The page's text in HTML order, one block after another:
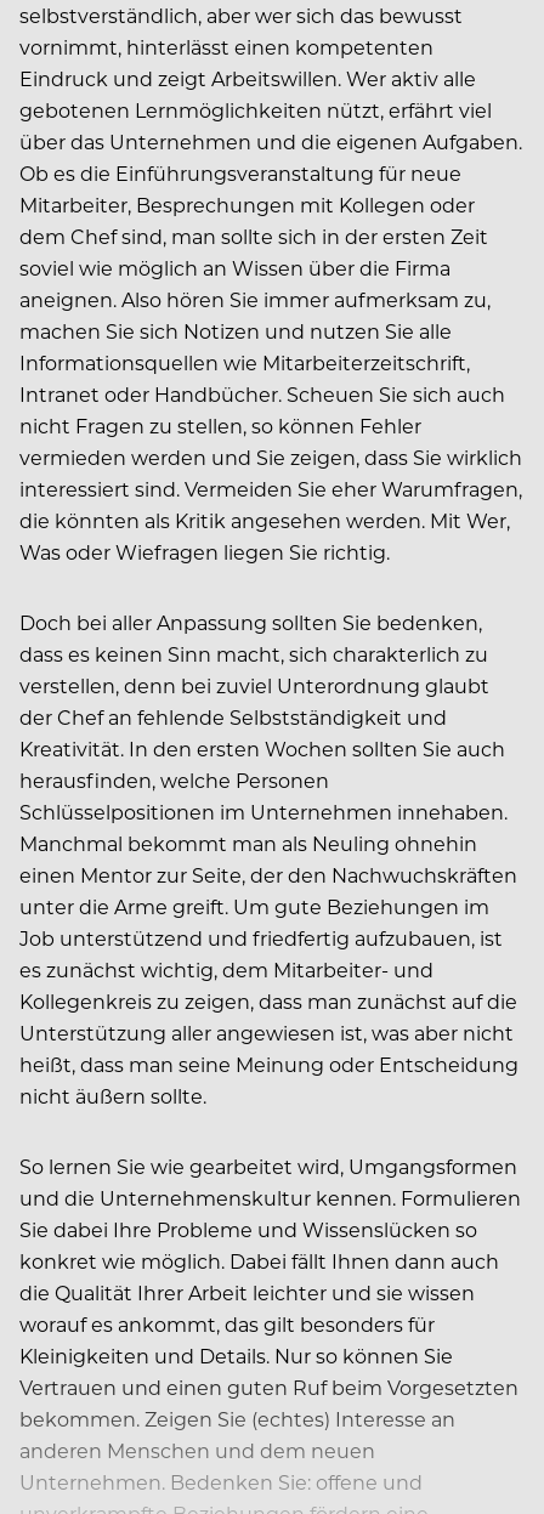
selbstverständlich, aber wer sich das bewusst
vornimmt, hinterlässt einen kompetenten
Eindruck und zeigt Arbeitswillen. Wer aktiv alle
gebotenen Lernmöglichkeiten nützt, erfährt viel
über das Unternehmen und die eigenen Aufgaben.
Ob es die Einführungsveranstaltung für neue
Mitarbeiter, Besprechungen mit Kollegen oder
dem Chef sind, man sollte sich in der ersten Zeit
soviel wie möglich an Wissen über die Firma
aneignen. Also hören Sie immer aufmerksam zu,
machen Sie sich Notizen und nutzen Sie alle
Informationsquellen wie Mitarbeiterzeitschrift,
Intranet oder Handbücher. Scheuen Sie sich auch
nicht Fragen zu stellen, so können Fehler
vermieden werden und Sie zeigen, dass Sie wirklich
interessiert sind. Vermeiden Sie eher Warumfragen,
die könnten als Kritik angesehen werden. Mit Wer,
Was oder Wiefragen liegen Sie richtig.
Doch bei aller Anpassung sollten Sie bedenken,
dass es keinen Sinn macht, sich charakterlich zu
verstellen, denn bei zuviel Unterordnung glaubt
der Chef an fehlende Selbstständigkeit und
Kreativität. In den ersten Wochen sollten Sie auch
herausfinden, welche Personen
Schlüsselpositionen im Unternehmen innehaben.
Manchmal bekommt man als Neuling ohnehin
einen Mentor zur Seite, der den Nachwuchskräften
unter die Arme greift. Um gute Beziehungen im
Job unterstützend und friedfertig aufzubauen, ist
es zunächst wichtig, dem Mitarbeiter- und
Kollegenkreis zu zeigen, dass man zunächst auf die
Unterstützung aller angewiesen ist, was aber nicht
heißt, dass man seine Meinung oder Entscheidung
nicht äußern sollte.
So lernen Sie wie gearbeitet wird, Umgangsformen
und die Unternehmenskultur kennen. Formulieren
Sie dabei Ihre Probleme und Wissenslücken so
konkret wie möglich. Dabei fällt Ihnen dann auch
die Qualität Ihrer Arbeit leichter und sie wissen
worauf es ankommt, das gilt besonders für
Kleinigkeiten und Details. Nur so können Sie
Vertrauen und einen guten Ruf beim Vorgesetzten
bekommen. Zeigen Sie (echtes) Interesse an
anderen Menschen und dem neuen
Unternehmen. Bedenken Sie: offene und